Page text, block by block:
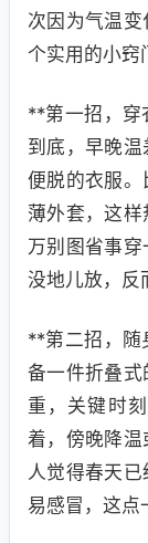
次因为气温
个实用的小窍
**第一招，穿
到底，早晚
便脱的衣服
薄外套，这
万别图省事
没地儿放，反
**第二招，随
备一件折叠
重，关键时
着，傍晚降
人觉得春天
易感冒，这点